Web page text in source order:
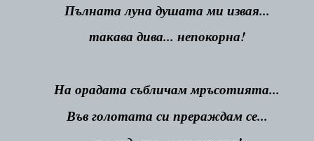
Пълната луна душата ми извая...
такава дива... непокорна!
На орадата събличам мръсотията...
Във голотата си прераждам се...